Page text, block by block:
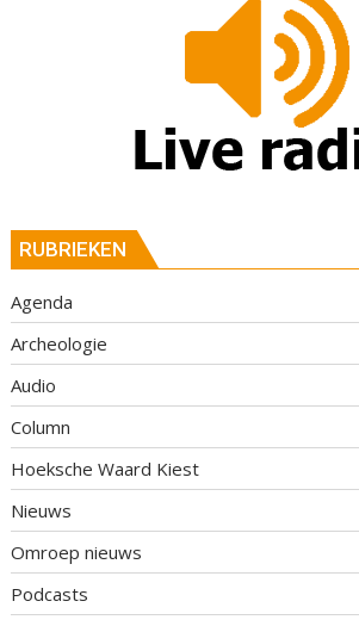
RUBRIEKEN
Agenda
Archeologie
Audio
Column
Hoeksche Waard Kiest
Nieuws
Omroep nieuws
Podcasts